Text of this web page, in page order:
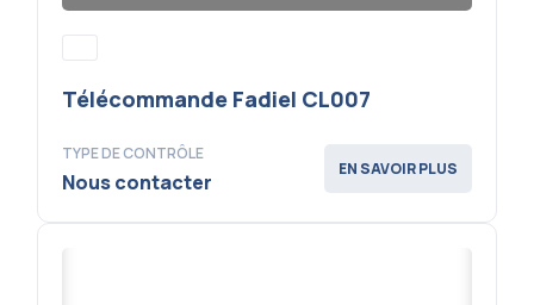
Télécommande Fadiel CL007
TYPE DE CONTRÔLE
Nous contacter
EN SAVOIR PLUS